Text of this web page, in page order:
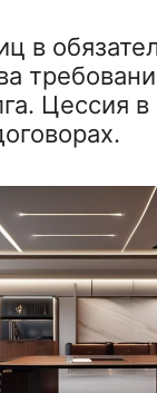
в
Цессия в